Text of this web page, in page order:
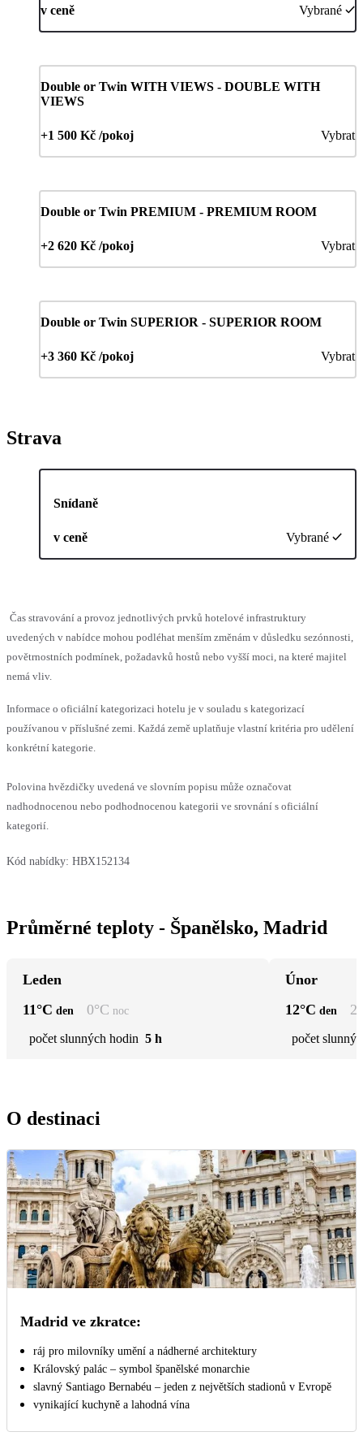
v ceně Vybrané
Double or Twin WITH VIEWS - DOUBLE WITH
VIEWS
+1 500 Kč /pokoj Vybrat
Double or Twin PREMIUM - PREMIUM ROOM
+2 620 Kč /pokoj Vybrat
Double or Twin SUPERIOR - SUPERIOR ROOM
+3 360 Kč /pokoj Vybrat
Strava
Snídaně
v ceně Vybrané
Čas stravování a provoz jednotlivých prvků hotelové infrastruktury
uvedených v nabídce mohou podléhat menším změnám v důsledku sezónnosti,
povětrnostních podmínek, požadavků hostů nebo vyšší moci, na které majitel
nemá vliv.
Informace o oficiální kategorizaci hotelu je v souladu s kategorizací
používanou v příslušné zemi. Každá země uplatňuje vlastní kritéria pro udělení
konkrétní kategorie.
Polovina hvězdičky uvedená ve slovním popisu může označovat
nadhodnocenou nebo podhodnocenou kategorii ve srovnání s oficiální
kategorií.
Kód nabídky: HBX152134
Průměrné teploty - Španělsko, Madrid
Leden
11°C den 0°C noc
počet slunných hodin 5 h
Únor
12°C den 2
počet
O destinaci
Madrid ve zkratce:
ráj pro milovníky umění a nádherné architektury
Královský palác – symbol španělské monarchie
slavný Santiago Bernabéu – jeden z největších stadionů v Evropě
vynikající kuchyně a lahodná vína